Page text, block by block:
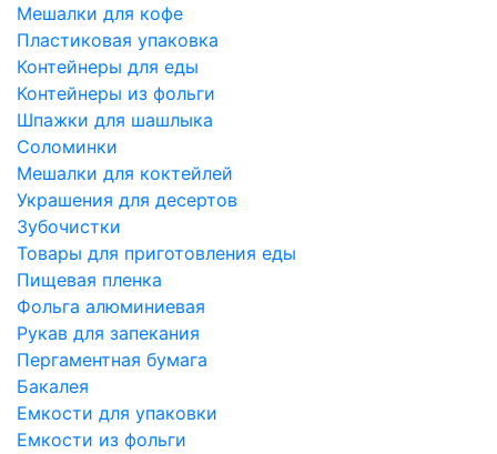
Мешалки для кофе
Пластиковая упаковка
Контейнеры для еды
Контейнеры из фольги
Шпажки для шашлыка
Соломинки
Мешалки для коктейлей
Украшения для десертов
Зубочистки
Товары для приготовления еды
Пищевая пленка
Фольга алюминиевая
Рукав для запекания
Пергаментная бумага
Бакалея
Емкости для упаковки
Емкости из фольги